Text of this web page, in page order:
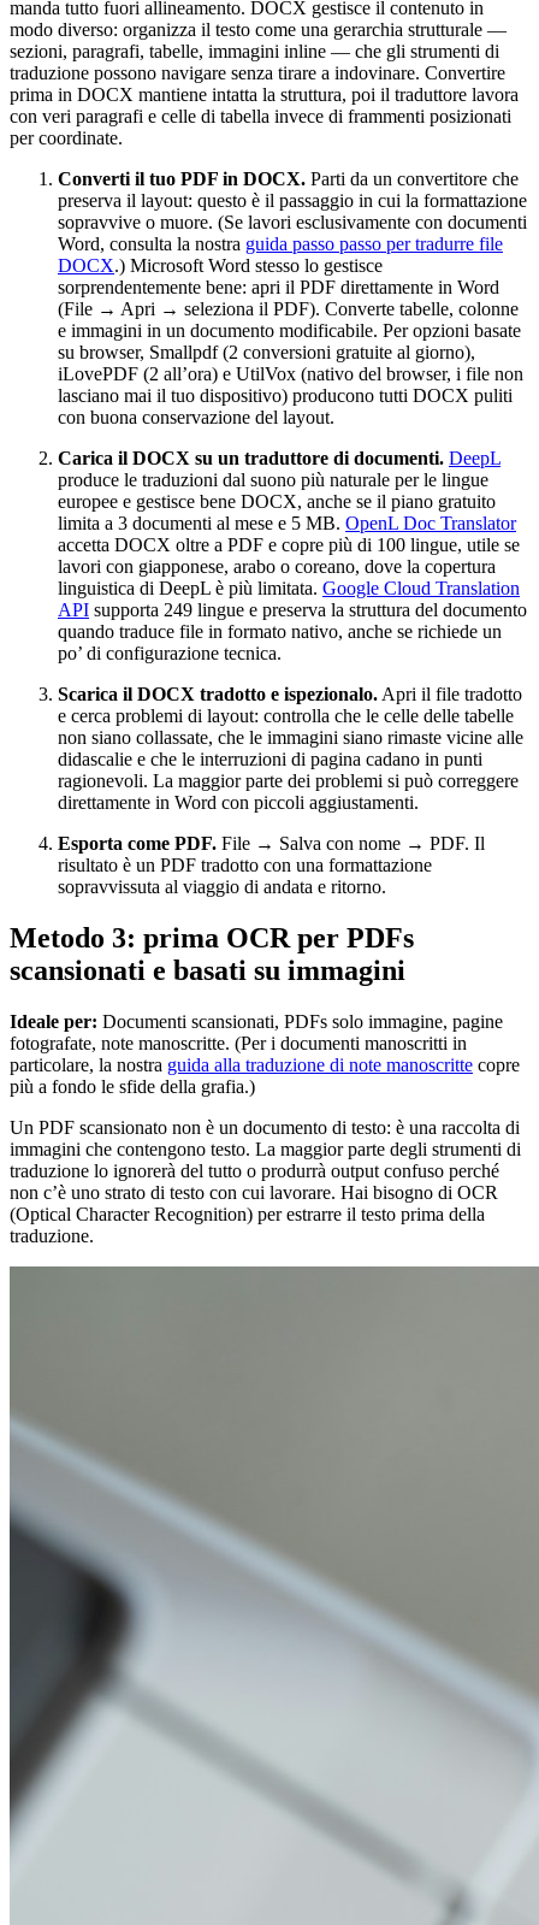
manda tutto fuori allineamento. DOCX gestisce il contenuto in
modo diverso: organizza il testo come una gerarchia strutturale —
sezioni, paragrafi, tabelle, immagini inline — che gli strumenti di
traduzione possono navigare senza tirare a indovinare. Convertire
prima in DOCX mantiene intatta la struttura, poi il traduttore lavora
con veri paragrafi e celle di tabella invece di frammenti posizionati
per coordinate.
Converti il tuo PDF in DOCX. Parti da un convertitore che
preserva il layout: questo è il passaggio in cui la formattazione
sopravvive o muore. (Se lavori esclusivamente con documenti
Word, consulta la nostra guida passo passo per tradurre file
DOCX.) Microsoft Word stesso lo gestisce
sorprendentemente bene: apri il PDF direttamente in Word
(File → Apri → seleziona il PDF). Converte tabelle, colonne
e immagini in un documento modificabile. Per opzioni basate
su browser, Smallpdf (2 conversioni gratuite al giorno),
iLovePDF (2 all’ora) e UtilVox (nativo del browser, i file non
lasciano mai il tuo dispositivo) producono tutti DOCX puliti
con buona conservazione del layout.
Carica il DOCX su un traduttore di documenti. DeepL
produce le traduzioni dal suono più naturale per le lingue
europee e gestisce bene DOCX, anche se il piano gratuito
limita a 3 documenti al mese e 5 MB. OpenL Doc Translator
accetta DOCX oltre a PDF e copre più di 100 lingue, utile se
lavori con giapponese, arabo o coreano, dove la copertura
linguistica di DeepL è più limitata. Google Cloud Translation
API supporta 249 lingue e preserva la struttura del documento
quando traduce file in formato nativo, anche se richiede un
po’ di configurazione tecnica.
Scarica il DOCX tradotto e ispezionalo. Apri il file tradotto
e cerca problemi di layout: controlla che le celle delle tabelle
non siano collassate, che le immagini siano rimaste vicine alle
didascalie e che le interruzioni di pagina cadano in punti
ragionevoli. La maggior parte dei problemi si può correggere
direttamente in Word con piccoli aggiustamenti.
Esporta come PDF. File → Salva con nome → PDF. Il
risultato è un PDF tradotto con una formattazione
sopravvissuta al viaggio di andata e ritorno.
Metodo 3: prima OCR per PDFs
scansionati e basati su immagini
Ideale per: Documenti scansionati, PDFs solo immagine, pagine
fotografate, note manoscritte. (Per i documenti manoscritti in
particolare, la nostra guida alla traduzione di note manoscritte copre
più a fondo le sfide della grafia.)
Un PDF scansionato non è un documento di testo: è una raccolta di
immagini che contengono testo. La maggior parte degli strumenti di
traduzione lo ignorerà del tutto o produrrà output confuso perché
non c’è uno strato di testo con cui lavorare. Hai bisogno di OCR
(Optical Character Recognition) per estrarre il testo prima della
traduzione.